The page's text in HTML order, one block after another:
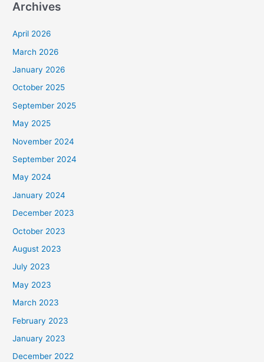
Archives
April 2026
March 2026
January 2026
October 2025
September 2025
May 2025
November 2024
September 2024
May 2024
January 2024
December 2023
October 2023
August 2023
July 2023
May 2023
March 2023
February 2023
January 2023
December 2022